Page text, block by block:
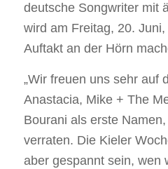
deutsche Songwriter mit
wird am Freitag, 20.
Auftakt an der Hörn
„Wir freuen uns sehr auf
Anastacia, Mike + The
Bourani als erste
verraten. Die Kieler
aber gespannt sein, wen